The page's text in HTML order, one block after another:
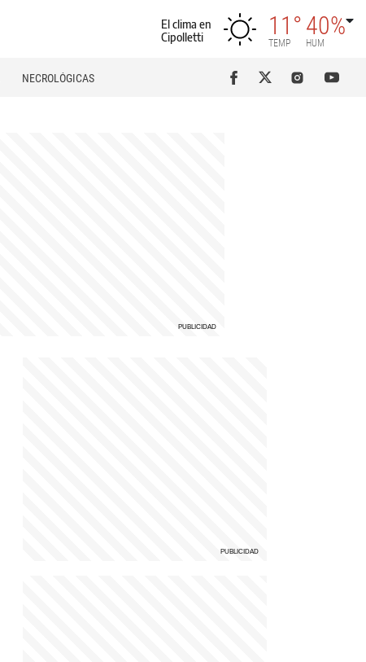
El clima en
Cipolletti
11°
TEMP
40%
HUM
NECROLÓGICAS